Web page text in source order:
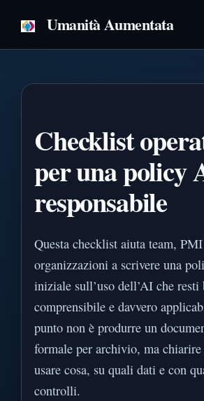
contenuto
Umanità Aumentata
Checklist
per una policy
responsabile
Questa checklist aiuta team,
organizzazioni a scrivere una
iniziale sull’uso dell’AI che resti
comprensibile e davvero
punto non è produrre un
formale per archivio, ma
usare cosa, su quali dati e con
controlli.